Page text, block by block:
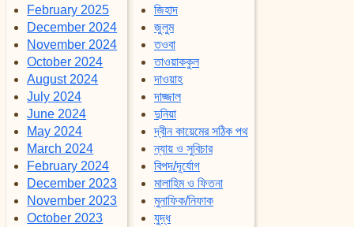
February 2025
December 2024
November 2024
October 2024
August 2024
July 2024
June 2024
May 2024
March 2024
February 2024
December 2023
November 2023
October 2023
জিহাদ
জুলুম
তওবা
তাওয়াককুল
দাওয়াহ
দাজ্জাল
দুনিয়া
দ্বীন কায়েমের সঠিক পথ
ন্যায় ও সুবিচার
বিপদ/দূর্যোগ
মালাহিম ও ফিতনা
মুনাফিক/নিফাক
যুদ্ধ